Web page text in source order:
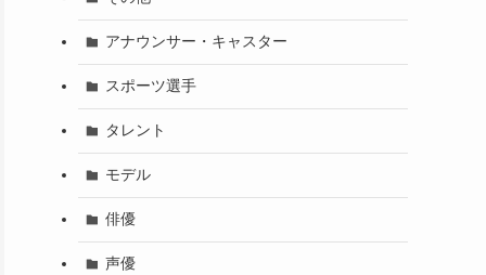
アナウンサー・キャスター
スポーツ選手
タレント
モデル
俳優
声優